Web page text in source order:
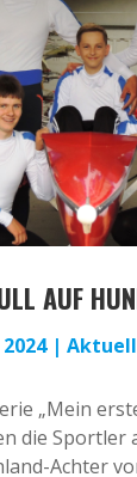
AUF
|
„Mein
die Sportler
Achter